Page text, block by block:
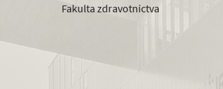
Fakulta zdravotníctva